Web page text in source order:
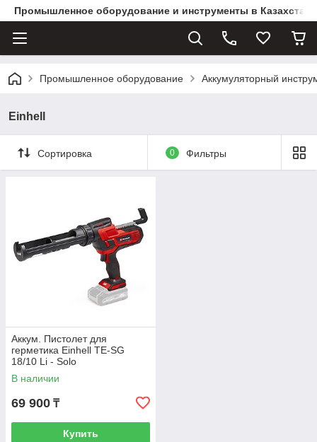
Промышленное оборудование и инструменты в
Промышленное оборудование Аккумуляторный
Einhell
Сортировка 0 Фильтры
Аккум. Пистолет для
герметика Einhell TE-SG
18/10 Li - Solo
В наличии
69 900 ₸
Купить